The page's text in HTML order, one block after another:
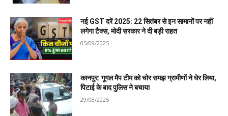
नई GST दरें 2025: 22 सितंबर से इन सामानों पर नहीं
लगेगा टैक्स, मोदी सरकार ने दी बड़ी राहत
05/09/2025
कानपुर: गूगल मैप टीम को चोर समझ ग्रामीणों ने घेर लिया,
पिटाई के बाद पुलिस ने बचाया
29/08/2025